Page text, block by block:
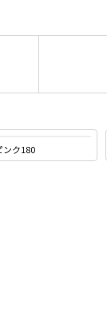
ンク180